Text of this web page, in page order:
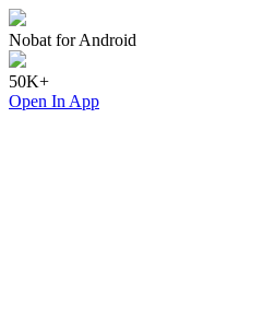
Nobat for Android
50K+
Open In App